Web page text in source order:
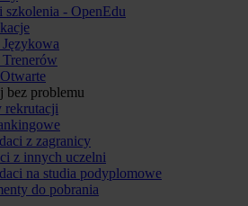
szkolenia - OpenEdu
Językowa
Trenerów
bez problemu
rekrutacji
z zagranicy
z innych uczelni
na studia podyplomowe
do pobrania